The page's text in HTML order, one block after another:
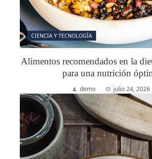
CIENCIA Y TECNOLOGÍA
Alimentos recomendados en la
para una nutrición
demo julio 24, 2026